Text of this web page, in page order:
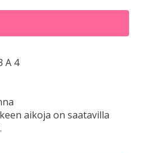
A 4
aikoja on saatavilla